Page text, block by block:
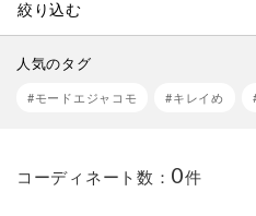
絞り込む
人気のタグ
#モードエジャコモ #キレイめ
コーディネート数： 0件